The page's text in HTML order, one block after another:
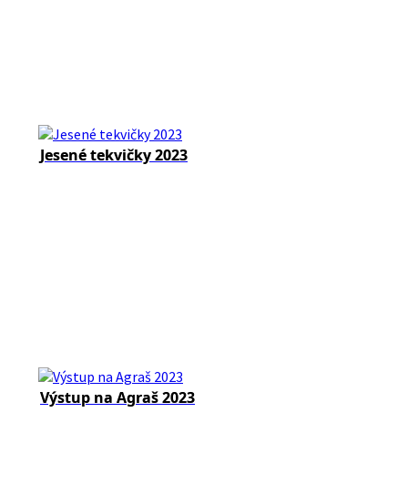
Jesené tekvičky 2023
Výstup na Agraš 2023